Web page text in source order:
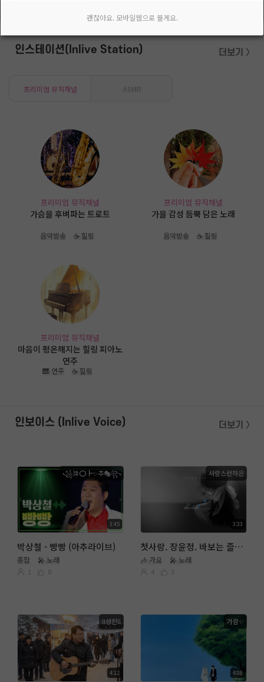
인스테이션(Inlive Station) 더보기 〉
프리미엄 뮤직채널
프리미엄 뮤직채널
가슴을 후벼파는 트로트
음악방송 ☕ 힐링
프리미엄 뮤직채널
가을 감성 듬뿍 담은 노래
음악방송 ☕ 힐링
프리미엄 뮤직채널
마음이 평온해지는 힐링 피아노
연주
🎹 연주 ☕ 힐링
인보이스 (Inlive Voice) 더보기 〉
3:45
꧁🎏⭕┣✨추🎭꧂
박상철 - 빵빵 (아추라이브)
종합 🎤 노래
1 0
3:33
사랑스런하은
첫사랑. 장윤정. 바보는 즐겁다
🎶 가요 🎤 노래
4 3
4:12
ll성진ll
4:08
가람✨️
다시 열지 않음 닫기
괜찮아요. 모바일웹으로 볼게요.